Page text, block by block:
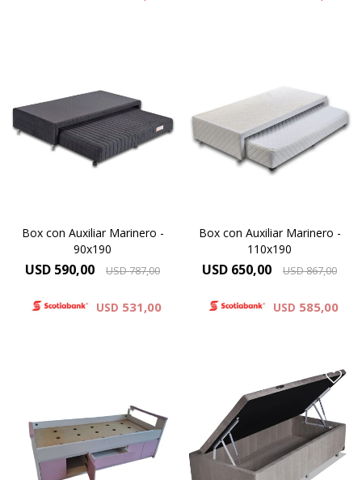
Opción ideal para
dormitorios de niños y de
huéspedes
Box con Auxiliar Marinero -
90x190
USD 590,00 USD787,00
USD 531,00
Opción ideal para
dormitorios de niños y de
huéspedes
Box con Auxiliar Marinero -
110x190
USD 650,00 USD867,00
USD 585,00
Cama con cajones, laminada
en melaminico, linea minimal,
pieza única 90x190.
Con gran capacidad para
almacenamiento el BOX
BAUL es una excelente
opción para quienes
necesitan economizar
espacio.